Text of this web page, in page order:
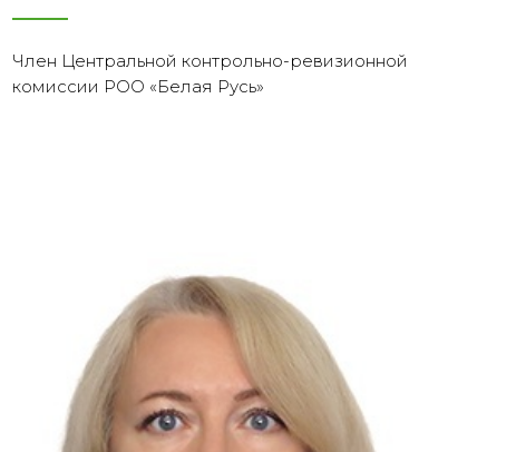
Член Центральной контрольно-ревизионной
комиссии РОО «Белая Русь»